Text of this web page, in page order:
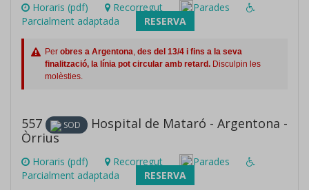
Horaris (pdf) Recorregut
Parades
Parcialment adaptada
RESERVA
Per obres a Argentona, des del 13/4 i fins a la seva
finalització, la línia pot circular amb retard. Disculpin les
molèsties.
557 SOD
Hospital de Mataró - Argentona -
Òrrius
Horaris (pdf) Recorregut
Parades
Parcialment adaptada
RESERVA